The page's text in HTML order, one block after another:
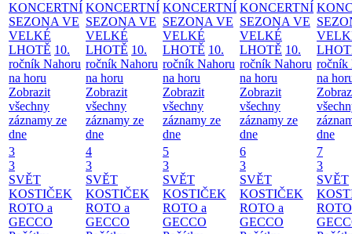
KONCERTNÍ
SEZONA VE
VELKÉ
LHOTĚ 10.
ročník Nahoru
na horu
Zobrazit
všechny
záznamy ze
dne
KONCERTNÍ
SEZONA VE
VELKÉ
LHOTĚ 10.
ročník Nahoru
na horu
Zobrazit
všechny
záznamy ze
dne
KONCERTNÍ
SEZONA VE
VELKÉ
LHOTĚ 10.
ročník Nahoru
na horu
Zobrazit
všechny
záznamy ze
dne
KONCERTNÍ
SEZONA VE
VELKÉ
LHOTĚ 10.
ročník Nahoru
na horu
Zobrazit
všechny
záznamy ze
dne
ročník
na
dne
3
3
SVĚT
KOSTIČEK
ROTO a
GECCO
4
3
SVĚT
KOSTIČEK
ROTO a
GECCO
5
3
SVĚT
KOSTIČEK
ROTO a
GECCO
6
3
SVĚT
KOSTIČEK
ROTO a
GECCO
7
3
SVĚT